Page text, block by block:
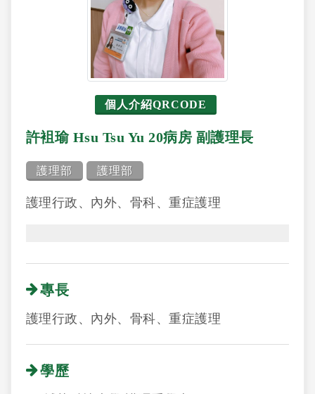
個人介紹QRCODE
許袓瑜 Hsu Tsu Yu 20病房 副護理長
護理部 護理部
護理行政、內外、骨科、重症護理
專長
護理行政、內外、骨科、重症護理
學歷